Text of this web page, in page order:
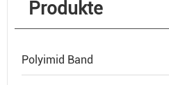
Produkte
Polyimid Band